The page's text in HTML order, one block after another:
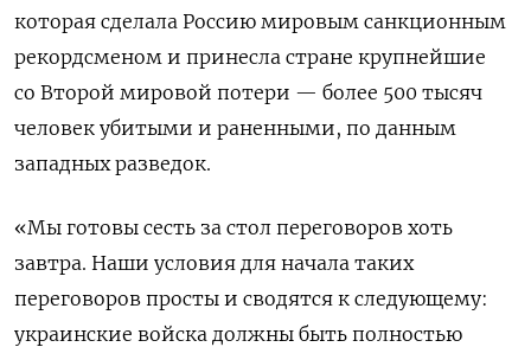
которая сделала Россию мировым санкционным
рекордсменом и принесла стране крупнейшие
со Второй мировой потери — более 500 тысяч
человек убитыми и раненными, по данным
западных разведок.
«Мы готовы сесть за стол переговоров хоть
завтра. Наши условия для начала таких
переговоров просты и сводятся к следующему:
украинские войска должны быть полностью